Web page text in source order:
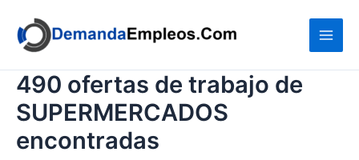
contenido
490 ofertas de trabajo de
SUPERMERCADOS
encontradas